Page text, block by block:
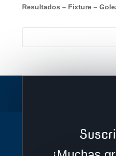
Resultados – Fixture–